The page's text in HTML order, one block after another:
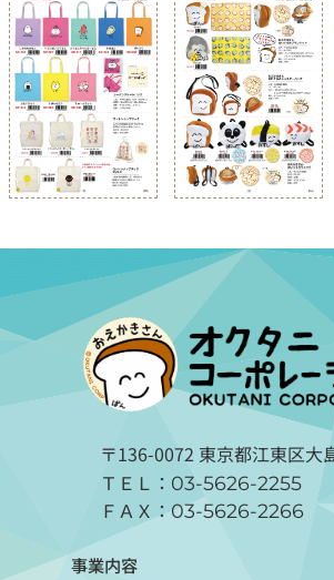
〒136-0072 東京都江東区大
ＴＥＬ： 03-5626-2255
ＦＡＸ：03-5626-2266
事業内容